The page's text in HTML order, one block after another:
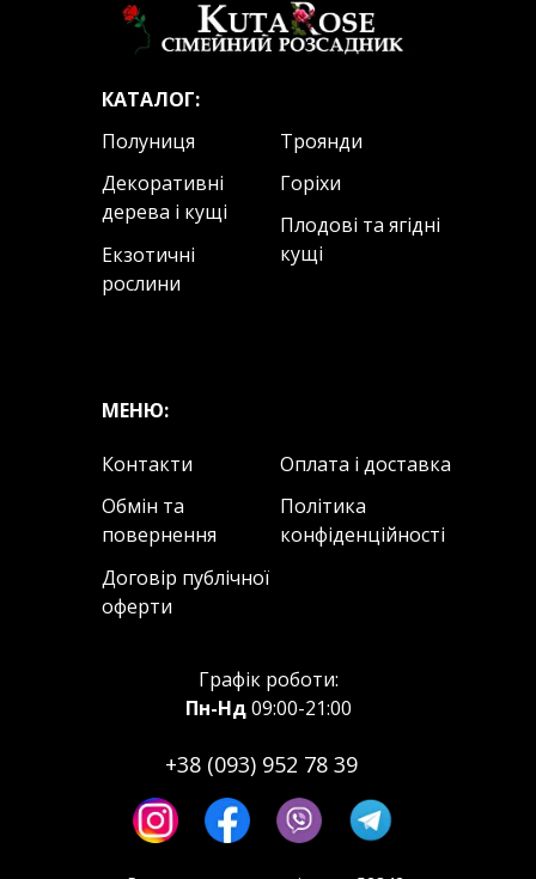
Контакти
Політика
конфіденційності
Договір публічної
оферти
Оплата і доставка
Обмін та
повернення
КАТАЛОГ:
Троянди
Плодові та ягідні
кущі
Декоративні
дерева і кущі
Горіхи
Полуниця
Екзотичні
рослини
+38 (093) 952 78 39
Графік роботи:
Пн-Нд09:00-21:00
МЕНЮ: